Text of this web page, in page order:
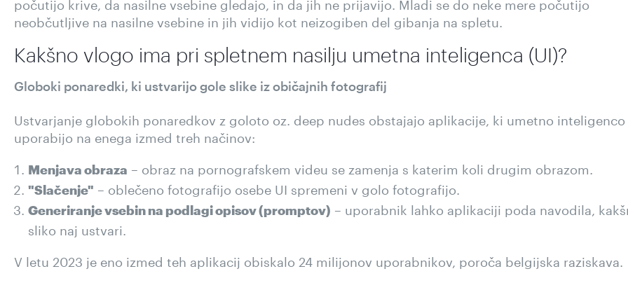
neobčutljive na nasilne vsebine in jih vidijo kot neizogiben del gibanja na spletu.
Kakšno vlogo ima pri spletnem nasilju umetna inteligenca (UI)?
Globoki ponaredki, ki ustvarijo gole slike iz običajnih fotografij
Ustvarjanje globokih ponaredkov z goloto oz. deep nudes obstajajo aplikacije, ki umetno inteligenco
uporabijo na enega izmed treh načinov:
Menjava obraza – obraz na pornografskem videu se zamenja s katerim koli drugim obrazom.
"Slačenje" – oblečeno fotografijo osebe UI spremeni v golo fotografijo.
Generiranje vsebin na podlagi opisov (promptov) – uporabnik lahko aplikaciji poda navodila,
sliko naj ustvari.
V letu 2023 je eno izmed teh aplikacij obiskalo 24 milijonov uporabnikov, poroča belgijska raziskava.